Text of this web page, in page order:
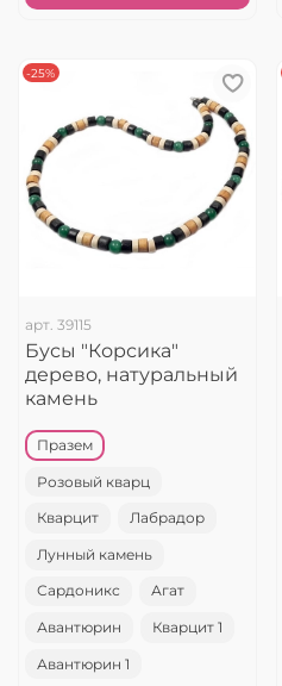
-25%
арт. 39115
Бусы "Корсика"
дерево, натуральный
камень
Празем
Розовый кварц
Кварцит Лабрадор
Лунный камень
Сардоникс Агат
Авантюрин Кварцит 1
Авантюрин 1